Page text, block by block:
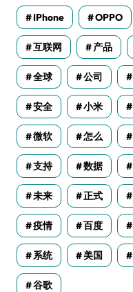
IPhone OPPO
互联网 产品
全球 公司
安全 小米
微软 怎么
支持 数据
未来 正式
疫情 百度
系统 美国
谷歌